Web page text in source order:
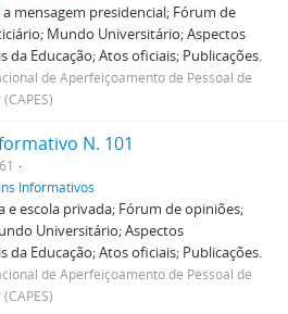
a mensagem presidencial; Fórum de
Mundo Universitário; Aspectos
da Educação; Atos oficiais; Publicações.
de Aperfeiçoamento de Pessoal de
N. 101
Informativos
e escola privada; Fórum de opiniões;
Universitário; Aspectos
da Educação; Atos oficiais; Publicações.
de Aperfeiçoamento de Pessoal de